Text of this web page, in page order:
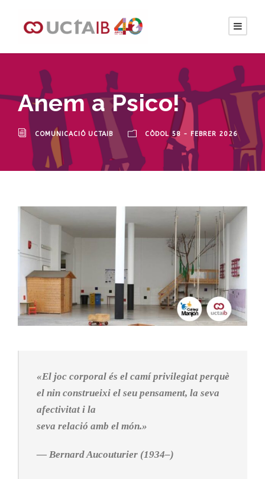
Anem a Psico!
COMUNICACIÓ UCTAIB CÒDOL 58 - FEBRER 2026
«El joc corporal és el camí privilegiat perquè
el nin construeixi el seu pensament, la seva
afectivitat i la
seva relació amb el món.»
— Bernard Aucouturier (1934–)